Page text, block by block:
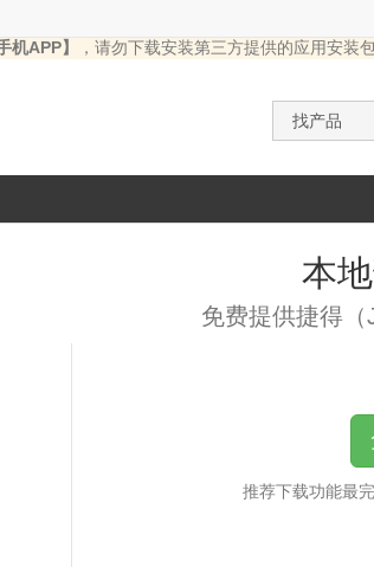
机APP】 ，请勿下载安装第三方提供的应用安装
本
免费提供捷得
推荐下载功能最